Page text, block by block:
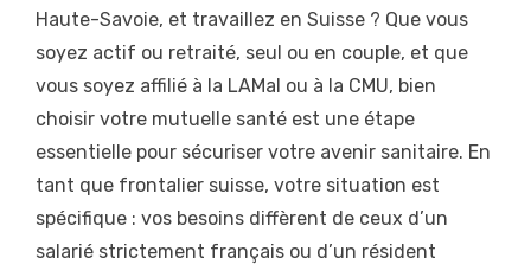
Haute-Savoie, et travaillez en Suisse ? Que vous
soyez actif ou retraité, seul ou en couple, et que
vous soyez affilié à la LAMal ou à la CMU, bien
choisir votre mutuelle santé est une étape
essentielle pour sécuriser votre avenir sanitaire. En
tant que frontalier suisse, votre situation est
spécifique : vos besoins diffèrent de ceux d’un
salarié strictement français ou d’un résident